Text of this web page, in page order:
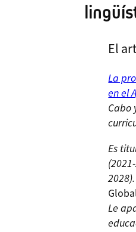
El
La
en el
Cabo
Es
2028).
Le